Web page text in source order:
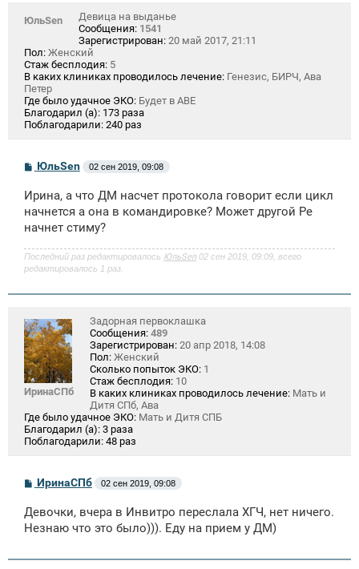
ЮльSen
Девица на выданье
Сообщения: 1541
Зарегистрирован: 20 май 2017, 21:11
Пол: Женский
Стаж бесплодия: 5
В каких клиниках проводилось лечение: Генезис, БИРЧ, Ава
Петер
Где было удачное ЭКО: Будет в АВЕ
Благодарил (а): 173 раза
Поблагодарили: 240 раз
С
о
б
щ
н
е
ЮльSen 02 сен 2019, 09:08
Ирина, а что ДМ насчет протокола говорит если цикл
начнется а она в командировке? Может другой Ре
начнет стиму?
Последний раз редактировалось ЮльSen 02 сен 2019, 09:09, всего
редактировалось 1 раз.
ИринаСПб
Задорная первоклашка
Сообщения: 489
Зарегистрирован: 20 апр 2018, 14:08
Пол: Женский
Сколько попыток ЭКО: 1
Стаж бесплодия: 10
В каких клиниках проводилось лечение: Мать и
Дитя СПб, Ава
Где было удачное ЭКО: Мать и Дитя СПБ
Благодарил (а): 3 раза
Поблагодарили: 48 раз
С
б
щ
и
ИринаСПб 02 сен 2019, 09:08
Девочки, вчера в Инвитро переслала ХГЧ, нет ничего.
Незнаю что это было))). Еду на прием у ДМ)